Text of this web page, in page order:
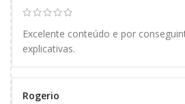
Excelente conteúdo e por
explicativas.
Rogerio